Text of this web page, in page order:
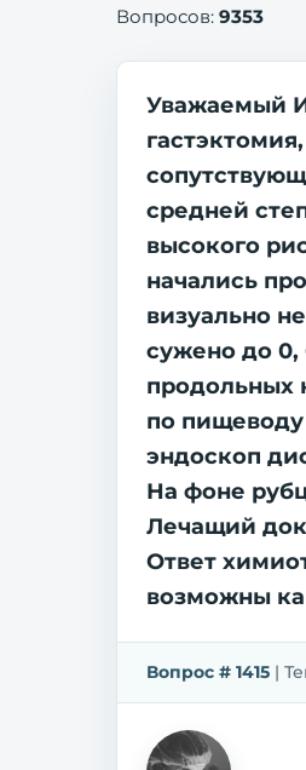
Вопросов: 9353
Уважаемый
средней
высокого
начались
визуально
сужено до 0,
продольных
по пищеводу
эндоскоп
На фоне
Лечащий
Ответ
возможны
Вопрос # 1415 |